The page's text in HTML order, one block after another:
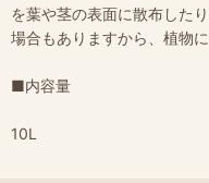
を葉や茎の表面に散布した
場合もありますから、植物
■内容量
10L